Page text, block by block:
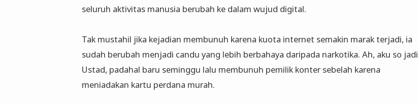
seluruh aktivitas manusia berubah ke dalam wujud digital.
Tak mustahil jika kejadian membunuh karena kuota internet semakin marak terjadi, ia
sudah berubah menjadi candu yang lebih berbahaya daripada narkotika. Ah, aku so jadi
Ustad, padahal baru seminggu lalu membunuh pemilik konter sebelah karena
meniadakan kartu perdana murah.